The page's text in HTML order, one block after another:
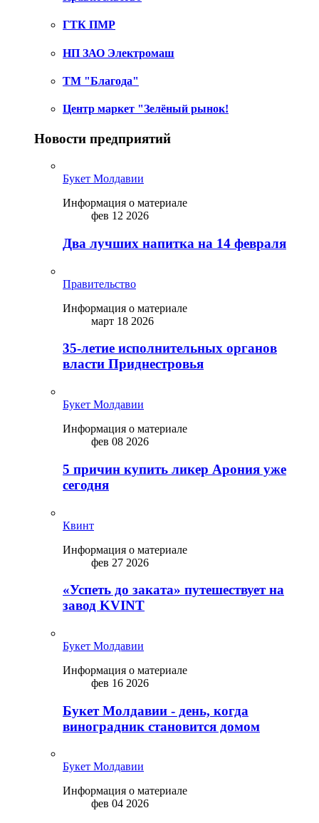
ГТК ПМР
НП ЗАО Электромаш
ТМ "Благода"
Центр маркет "Зелёный рынок!
Новости предприятий
Букет Молдавии
Информация о материале
фев 12 2026
Два лучших напитка на 14 февраля
Правительство
Информация о материале
март 18 2026
35-летие исполнительных органов
власти Приднестровья
Букет Молдавии
Информация о материале
фев 08 2026
5 причин купить ликep Арония уже
сегодня
Квинт
Информация о материале
фев 27 2026
«Успеть до заката» путешествует на
завод KVINT
Букет Молдавии
Информация о материале
фев 16 2026
Букет Молдавии - день, когда
виноградник становится домом
Букет Молдавии
Информация о материале
фев 04 2026